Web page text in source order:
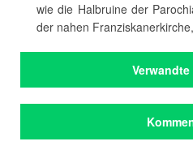
wie die Halbruine der
der nahen